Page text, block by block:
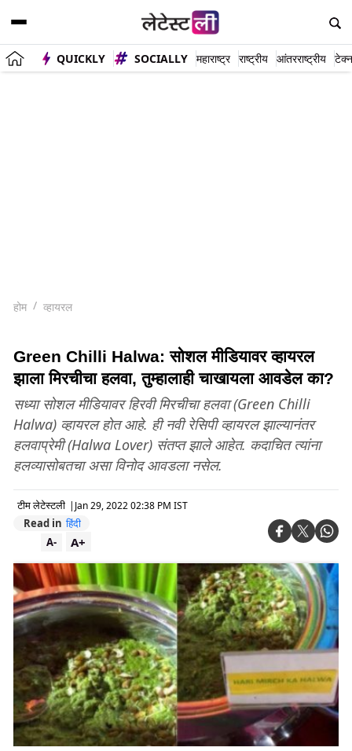
QUICKLY SOCIALLY महाराष्ट्र राष्ट्रीय आंतरराष्ट्रीय
होम व्हायरल
Green Chilli Halwa: सोशल मीडियावर व्हायरल
झाला मिरचीचा हलवा, तुम्हालाही चाखायला आवडेल का?
सध्या सोशल मीडियावर हिरवी मिरचीचा हलवा (Green Chilli
Halwa) व्हायरल होत आहे. ही नवी रेसिपी व्हायरल झाल्यानंतर
हलवाप्रेमी (Halwa Lover) संतप्त झाले आहेत. कदाचित त्यांना
हलव्यासोबतचा असा विनोद आवडला नसेल.
टीम लेटेस्टली | Jan 29, 2022 02:38 PM IST
Read in हिंदी
A+
A-